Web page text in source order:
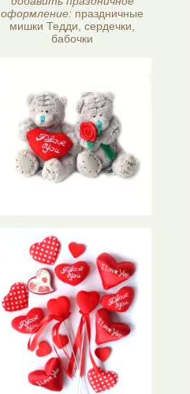
оформление: праздничные
мишки Тедди, сердечки,
бабочки